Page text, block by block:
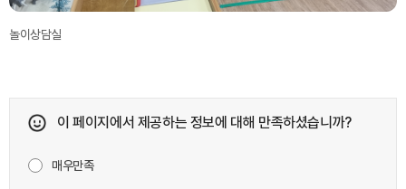
놀이상담실
이 페이지에서 제공하는 정보에 대해 만족하셨습니까?
매우만족